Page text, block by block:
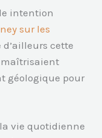
intention
sur les
cette
maîtrisaient
géologique pour
vie quotidienne